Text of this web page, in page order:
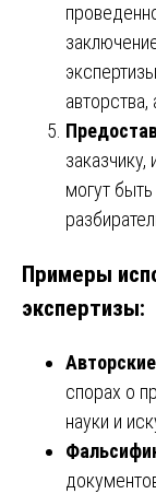
могут
Примеры
экспертизы:
спорах о
науки и